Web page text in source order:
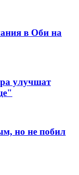
в Оби на
улучшат
но не побил